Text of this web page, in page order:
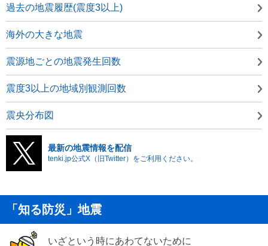
過去の地震履歴(震度3以上)
海外の大きな地震
震源地ごとの地震発生回数
震度3以上の地域別観測回数
震央分布図
最新の地震情報を配信
tenki.jp公式X（旧Twitter）をご利用ください。
「知る防災」地震
いざという時にあわてないために